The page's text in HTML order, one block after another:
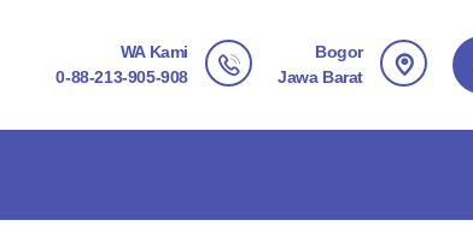
WA Kami
0-88-213-905-908
Bogor
Jawa Barat